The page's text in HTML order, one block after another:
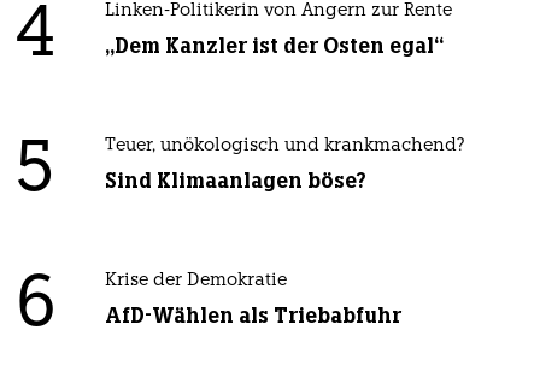
4 Linken-Politikerin von Angern zur Rente
„Dem Kanzler ist der Osten egal“
5 Teuer, unökologisch und krankmachend?
Sind Klimaanlagen böse?
6 Krise der Demokratie
AfD-Wählen als Triebabfuhr